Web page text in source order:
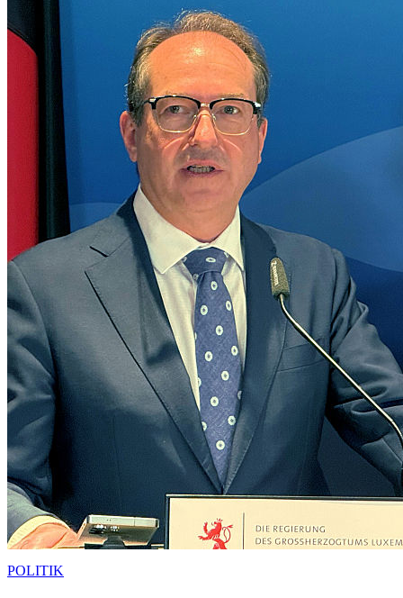
POLITIK